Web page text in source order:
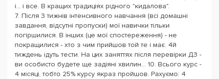
і... і все. В кращих традиціях рідного "кидалова".
7. Після 3 тижнів інтенсивного навчання (всі домашні
завдання, відсутні пропуски) мої навички тільки
погіршилися. В інших (це мої спостереження) - не
покращилися - хто з чим прийшов той те і має. 4й
тиждень ідуть тести. На цих заняттях після перевірки ДЗ -
ви особисто будете ще задіяні хвилин... 10. Всього курс -
4 місяці, тобто 25% курсу якраз пройшов. Рахуємо: 4